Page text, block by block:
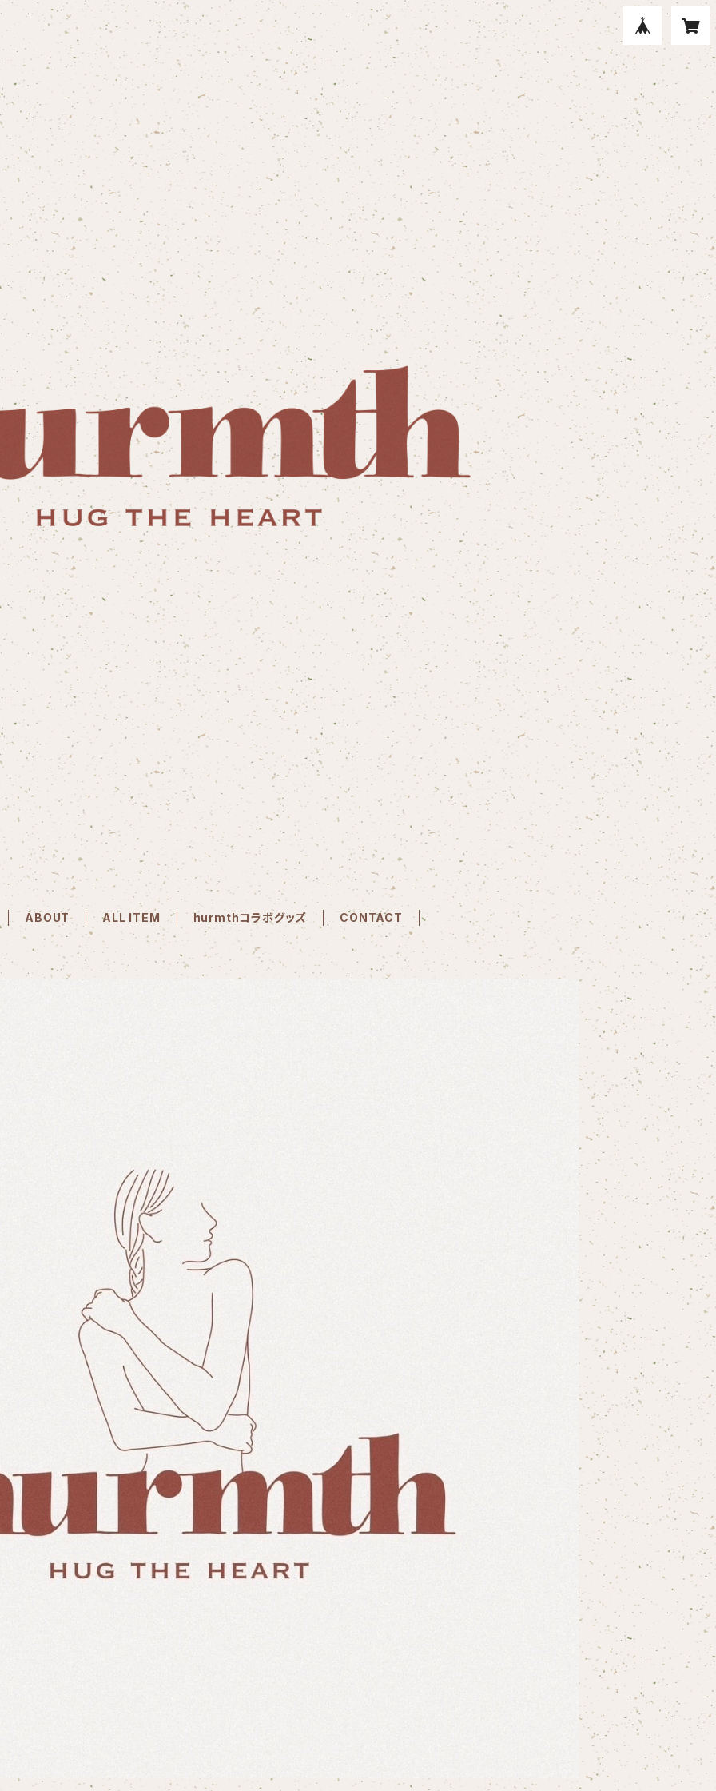
ABOUT ALL ITEM hurmthコラボグッズ CONTACT